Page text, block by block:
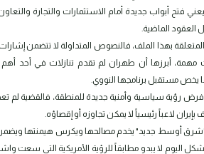
فتح أبواب جديدة أمام الاستثمارات والتجارة
العقود الماضية.
المتعلقة بهذا الملف، فالنصوص المتداولة لا تتضمن
مهمة، أبرزها أن طهران لم تقدم تنازلات في أحد أهم
يخص مستقبل برنامجها النووي.
رؤية سياسية وأمنية جديدة للمنطقة، فالقضية لم
لاعباً رئيسياً لا يمكن تجاوزه أو إقصاؤه.
أوسط جديد" يخدم مصالحها ويكرس هيمنتها
اليوم لا يبدو مطابقاً للرؤية الأمريكية التي سعت